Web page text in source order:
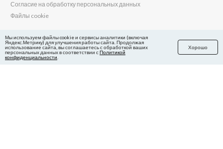
Согласие на обработку персональных данных
Файлы cookie
Главный редактор Сиб.фм
Бобровников Виктор Евгеньевич
Учредитель ООО «Сиб.фм»
E-mail редакции: fm@sib.fm
Мы используем файлы cookie и сервисы аналитики (включая
Яндекс.Метрику) для улучшения работы сайта. Продолжая
использование сайта, вы соглашаетесь с обработкой ваших
персональных данных в соответствии сПолитикой
конфиденциальности
Хорошо